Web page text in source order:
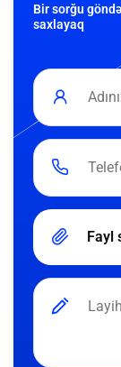
Bir sorğu
saxlayaq
Fayl